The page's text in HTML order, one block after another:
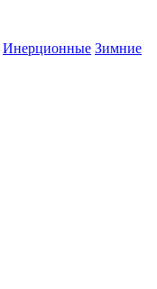
Инерционные Зимние